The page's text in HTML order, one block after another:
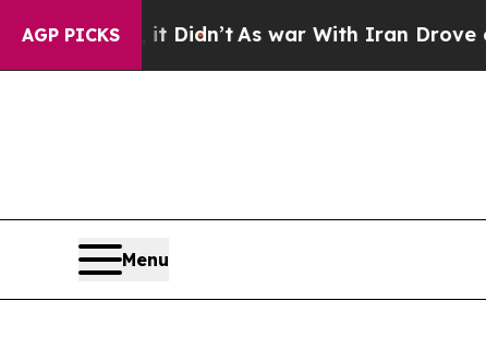
AGP PICKS
war With Iran Drove oil Prices Higher,
Menu